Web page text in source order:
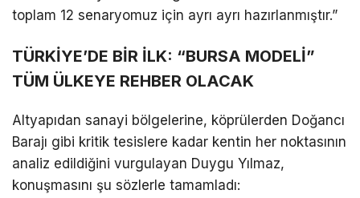
toplam 12 senaryomuz için ayrı ayrı hazırlanmıştır.”
​TÜRKİYE’DE BİR İLK: “BURSA MODELİ”
TÜM ÜLKEYE REHBER OLACAK
​Altyapıdan sanayi bölgelerine, köprülerden Doğancı
Barajı gibi kritik tesislere kadar kentin her noktasının
analiz edildiğini vurgulayan Duygu Yılmaz,
konuşmasını şu sözlerle tamamladı: